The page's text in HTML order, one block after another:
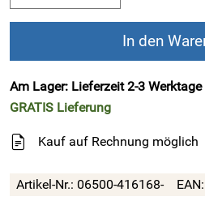
In den
Am Lager: Lieferzeit 2-3 Werktage
GRATIS Lieferung
Kauf auf Rechnung möglich
Artikel-Nr.: 06500-416168- EAN: